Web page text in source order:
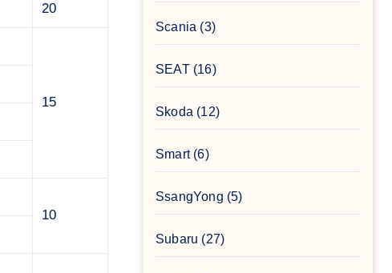
20
15
10
Scania (3)
SEAT(16)
Skoda (12)
Smart(6)
SsangYong (5)
Subaru (27)